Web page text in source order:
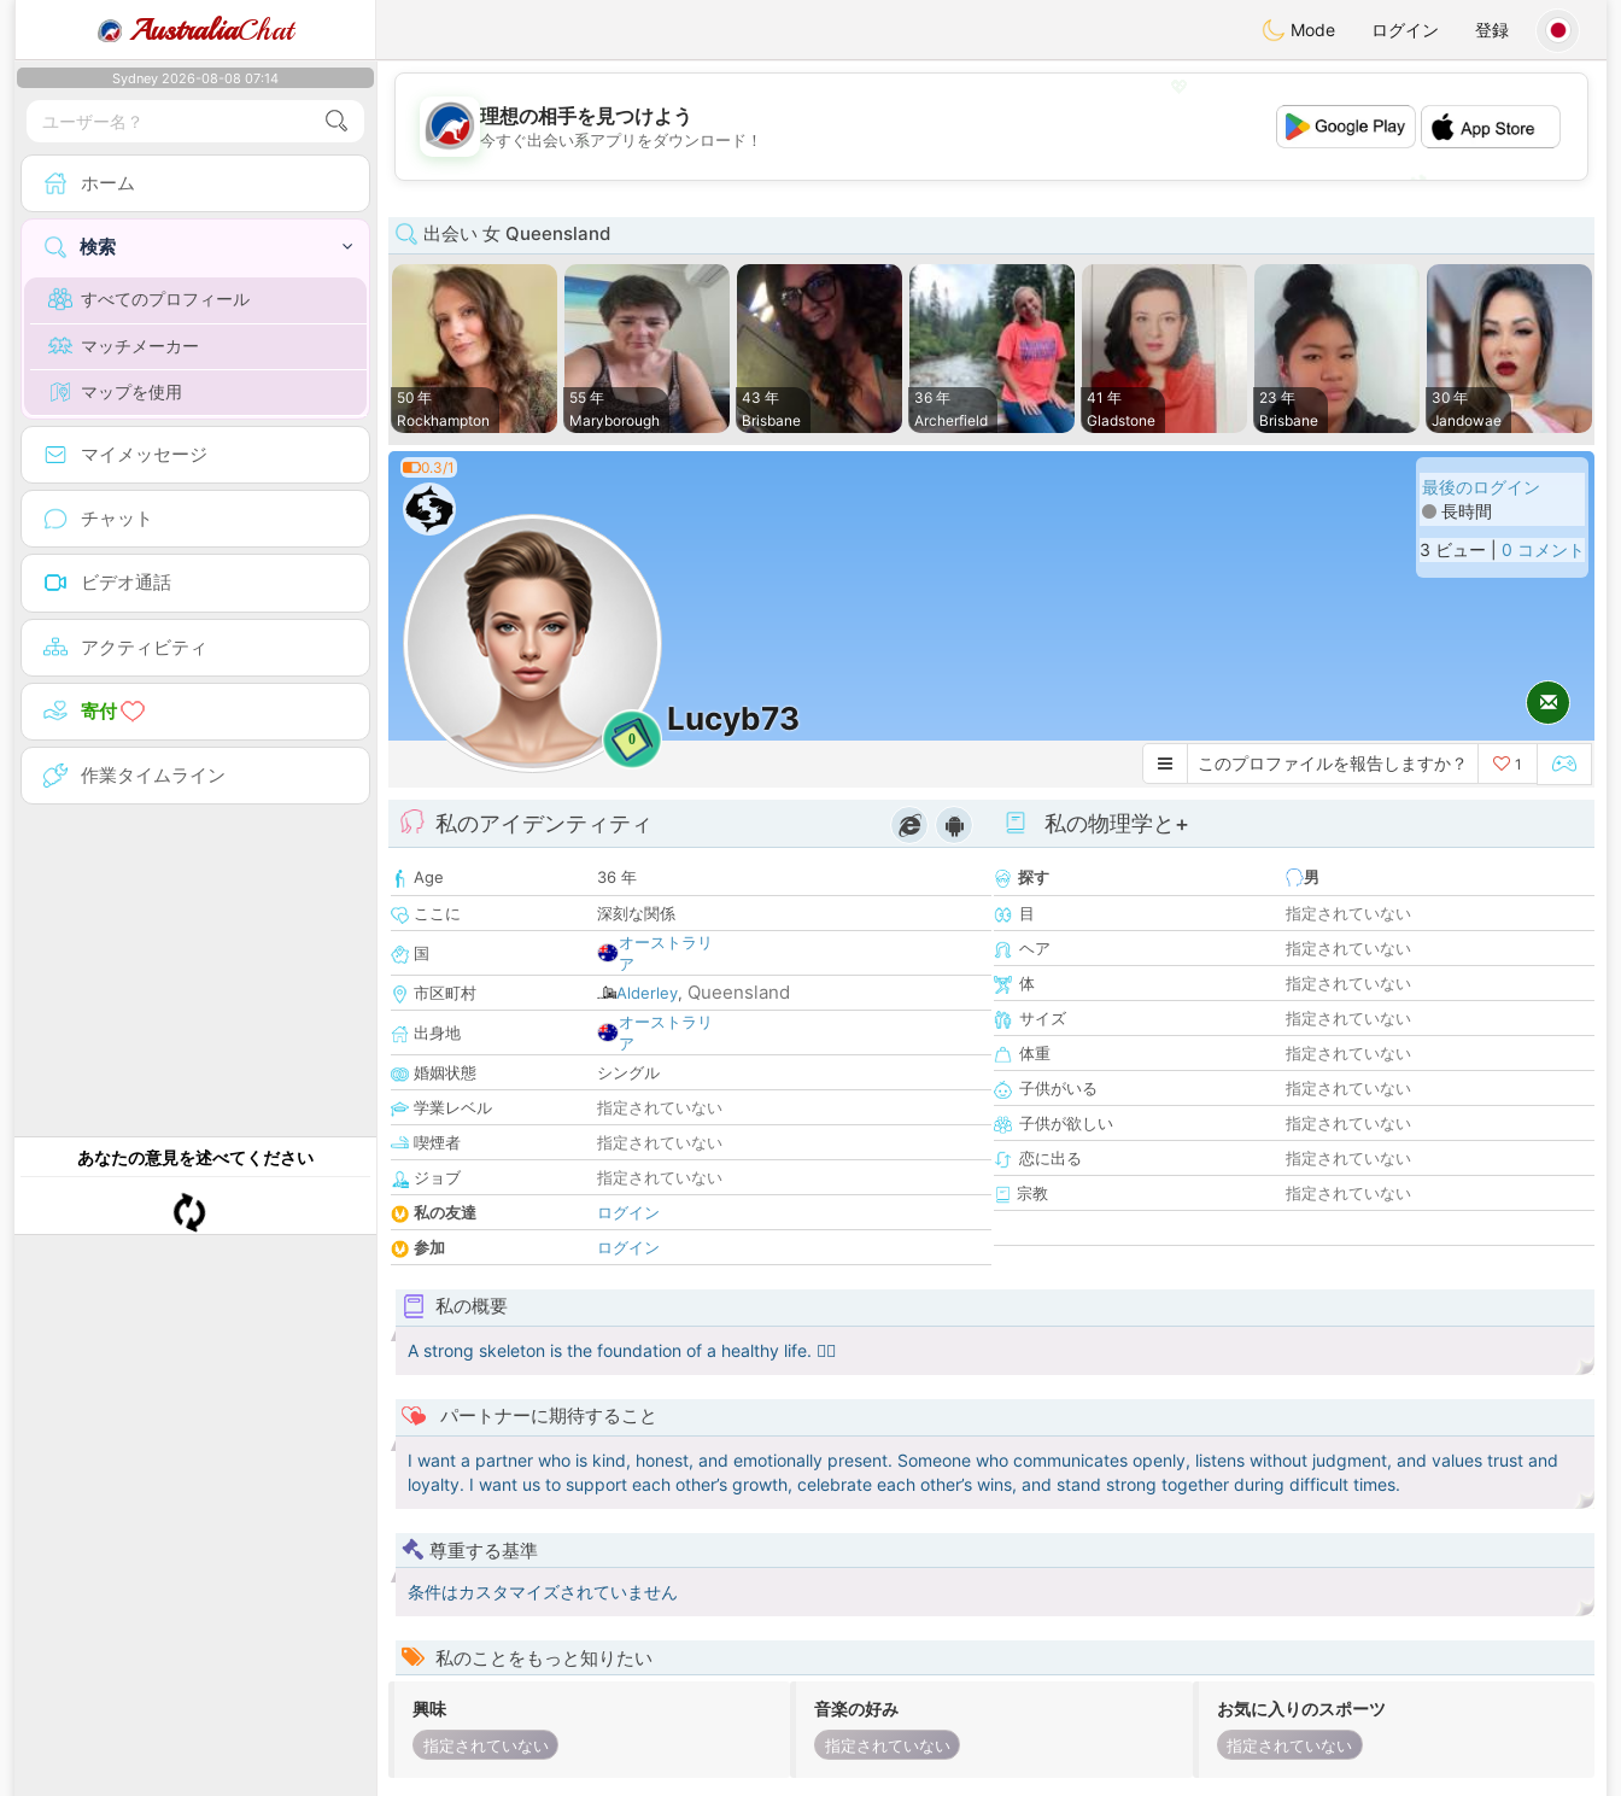
AustraliaChat Mode ログイン 登録
Sydney 2026-08-08 07:14
ホーム
検索
すべてのプロフィール
マッチメーカー
マップを使用
マイメッセージ
チャット
ビデオ通話
アクティビティ
寄付
作業タイムライン
あなたの意見を述べてください
💖
💕
理想の相手を見つけよう
今すぐ出会い系アプリをダウンロード！
出会い 女 Queensland
50 年
Rockhampton
55 年
Maryborough
43 年
Brisbane
36 年
Archerfield
41 年
Gladstone
23 年
Brisbane
30 年
Jandowae
0.3/1
0
Lucyb73
最後のログイン
長時間
3 ビュー | 0 コメント
このプロファイルを報告しますか？ 1
私のアイデンティティ
Age
36 年
ここに
深刻な関係
国
オーストラリ
ア
市区町村
Alderley, Queensland
出身地
オーストラリ
ア
婚姻状態
シングル
学業レベル
指定されていない
喫煙者
指定されていない
ジョブ
指定されていない
私の友達
ログイン
参加
ログイン
私の物理学と+
探す
男
目
指定されていない
ヘア
指定されていない
体
指定されていない
サイズ
指定されていない
体重
指定されていない
子供がいる
指定されていない
子供が欲しい
指定されていない
恋に出る
指定されていない
宗教
指定されていない
私の概要
A strong skeleton is the foundation of a healthy life. 🧑‍⚕️
パートナーに期待すること
I want a partner who is kind, honest, and emotionally present. Someone who communicates openly, listens without judgment, and values trust and
loyalty. I want us to support each other’s growth, celebrate each other’s wins, and stand strong together during difficult times.
尊重する基準
条件はカスタマイズされていません
私のことをもっと知りたい
興味
指定されていない
音楽の好み
指定されていない
お気に入りのスポーツ
指定されていない